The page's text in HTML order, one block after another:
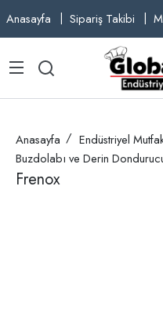
Anasayfa Sipariş Takibi
Anasayfa
Endüstriyel
Buzdolabı ve Derin
Frenox